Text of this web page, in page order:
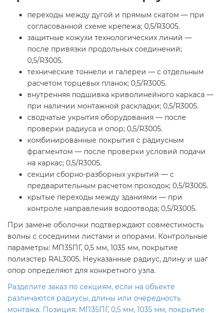
переходы между дугой и прямым скатом — при
согласованной схеме крепежа; 0,5/R3005.
защитные кожухи технологических линий —
после привязки продольных соединений;
0,5/R3005.
технические тоннели и галереи — с отдельным
расчетом торцевых планок; 0,5/R3005.
внутренняя подшивка криволинейного каркаса —
при наличии монтажной раскладки; 0,5/R3005.
сводчатые укрытия оборудования — после
проверки радиуса и опор; 0,5/R3005.
комбинированные покрытия с радиусным
фрагментом — после проверки условий подачи
на каркас; 0,5/R3005.
секции сборно-разборных укрытий — с
предварительным расчетом проходок; 0,5/R3005.
крытые переходы между зданиями — при
контроле направления водоотвода; 0,5/R3005.
При замене оболочки подтверждают совместимость
волны с соседними листами и опорами. Контрольные
параметры: МП35ПГ, 0,5 мм, 1035 мм, покрытие
полиэстер RAL3005. Неуказанные радиус, длину и шаг
опор определяют для конкретного узла.
Разделите заказ по секциям, если на объекте
различаются радиусы, длины или очередность
монтажа. Позиция: МП35ПГ, 0,5 мм, 1035 мм, покрытие